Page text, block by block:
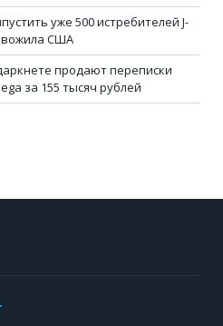
уже 500 истребителей J-
США
продают переписки
за 155 тысяч рублей